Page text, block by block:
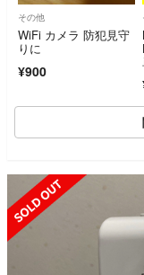
その他
WiFi カメラ 防犯見守
りに
¥900
SOLD